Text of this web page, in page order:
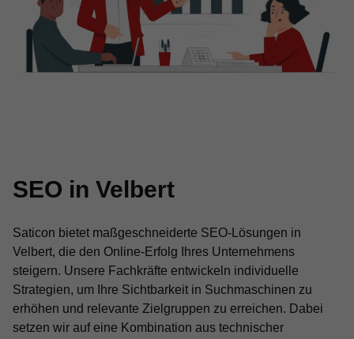
SEO in Velbert
Saticon bietet maßgeschneiderte SEO-Lösungen in
Velbert, die den Online-Erfolg Ihres Unternehmens
steigern. Unsere Fachkräfte entwickeln individuelle
Strategien, um Ihre Sichtbarkeit in Suchmaschinen zu
erhöhen und relevante Zielgruppen zu erreichen. Dabei
setzen wir auf eine Kombination aus technischer